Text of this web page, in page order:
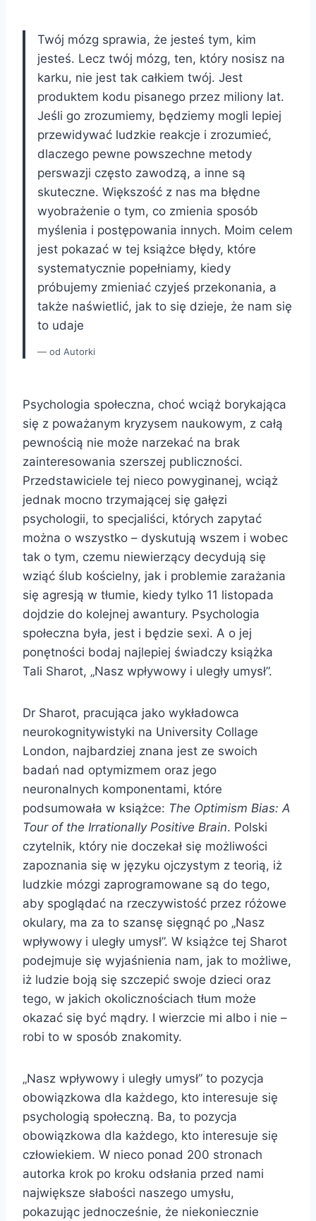
Twój mózg sprawia, że jesteś tym, kim
jesteś. Lecz twój mózg, ten, który nosisz na
karku, nie jest tak całkiem twój. Jest
produktem kodu pisanego przez miliony lat.
Jeśli go zrozumiemy, będziemy mogli lepiej
przewidywać ludzkie reakcje i zrozumieć,
dlaczego pewne powszechne metody
perswazji często zawodzą, a inne są
skuteczne. Większość z nas ma błędne
wyobrażenie o tym, co zmienia sposób
myślenia i postępowania innych. Moim celem
jest pokazać w tej książce błędy, które
systematycznie popełniamy, kiedy
próbujemy zmieniać czyjeś przekonania, a
także naświetlić, jak to się dzieje, że nam się
to udaje
od Autorki
Psychologia społeczna, choć wciąż borykająca
się z poważanym kryzysem naukowym, z całą
pewnością nie może narzekać na brak
zainteresowania szerszej publiczności.
Przedstawiciele tej nieco powyginanej, wciąż
jednak mocno trzymającej się gałęzi
psychologii, to specjaliści, których zapytać
można o wszystko – dyskutują wszem i wobec
tak o tym, czemu niewierzący decydują się
wziąć ślub kościelny, jak i problemie zarażania
się agresją w tłumie, kiedy tylko 11 listopada
dojdzie do kolejnej awantury. Psychologia
społeczna była, jest i będzie sexi. A o jej
ponętności bodaj najlepiej świadczy książka
Tali Sharot, „Nasz wpływowy i uległy umysł”.
Dr Sharot, pracująca jako wykładowca
neurokognitywistyki na University Collage
London, najbardziej znana jest ze swoich
badań nad optymizmem oraz jego
neuronalnych komponentami, które
podsumowała w książce: The Optimism Bias: A
Tour of the Irrationally Positive Brain. Polski
czytelnik, który nie doczekał się możliwości
zapoznania się w języku ojczystym z teorią, iż
ludzkie mózgi zaprogramowane są do tego,
aby spoglądać na rzeczywistość przez różowe
okulary, ma za to szansę sięgnąć po „Nasz
wpływowy i uległy umysł”. W książce tej Sharot
podejmuje się wyjaśnienia nam, jak to możliwe,
iż ludzie boją się szczepić swoje dzieci oraz
tego, w jakich okolicznościach tłum może
okazać się być mądry. I wierzcie mi albo i nie –
robi to w sposób znakomity.
„Nasz wpływowy i uległy umysł” to pozycja
obowiązkowa dla każdego, kto interesuje się
psychologią społeczną. Ba, to pozycja
obowiązkowa dla każdego, kto interesuje się
człowiekiem. W nieco ponad 200 stronach
autorka krok po kroku odsłania przed nami
największe słabości naszego umysłu,
pokazując jednocześnie, że niekoniecznie